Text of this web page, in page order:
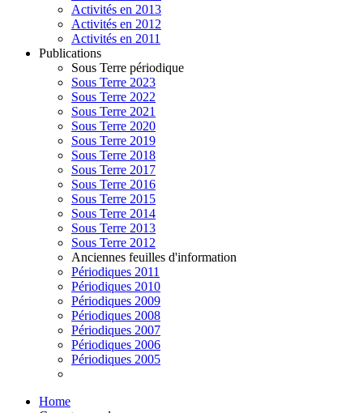
Activités en 2013
Activités en 2012
Activités en 2011
Publications
Sous Terre périodique
Sous Terre 2023
Sous Terre 2022
Sous Terre 2021
Sous Terre 2020
Sous Terre 2019
Sous Terre 2018
Sous Terre 2017
Sous Terre 2016
Sous Terre 2015
Sous Terre 2014
Sous Terre 2013
Sous Terre 2012
Anciennes feuilles d'information
Périodiques 2011
Périodiques 2010
Périodiques 2009
Périodiques 2008
Périodiques 2007
Périodiques 2006
Périodiques 2005
Home